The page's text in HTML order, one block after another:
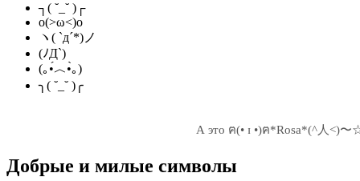
┐( ˘_˘ )┌
o(>ω<)o
ヽ( `д´*)ノ
(ﾉД`)
(｡•́︿•̀｡)
╮( ˘_˘ )╭
А это ฅ(• ɪ •)ฅ*Rosa*(^人<)〜
Добрые и милые символы